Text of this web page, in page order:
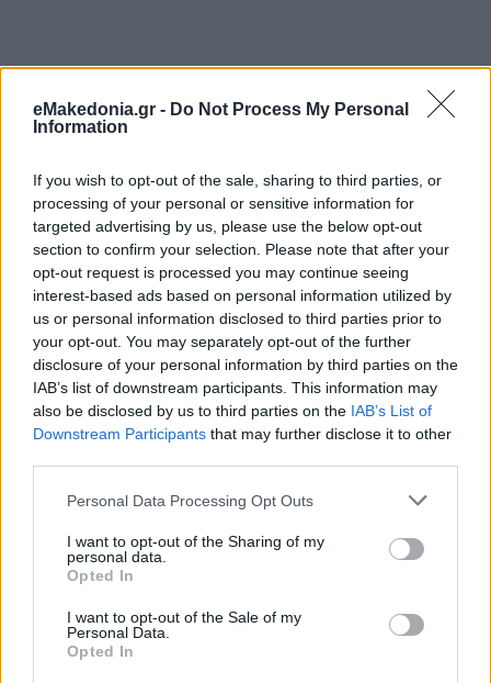
eMakedonia.gr - Do Not Process My Personal
Information
If you wish to opt-out of the sale, sharing to third parties, or
processing of your personal or sensitive information for
targeted advertising by us, please use the below opt-out
section to confirm your selection. Please note that after your
opt-out request is processed you may continue seeing
interest-based ads based on personal information utilized by
us or personal information disclosed to third parties prior to
your opt-out. You may separately opt-out of the further
disclosure of your personal information by third parties on the
IAB’s list of downstream participants. This information may
also be disclosed by us to third parties on the IAB’s List of
Downstream Participants that may further disclose it to other
Please note that this website/app uses one or more Google
not limited to your visit or usage behaviour. You may click to
grant or deny consent to Google and its third-party tags to
use your data for below specified purposes in below Google
consent section.
Personal Data Processing Opt Outs
I want to opt-out of the Sharing of my
personal data.
Opted In
I want to opt-out of the Sale of my
Personal Data.
Opted In